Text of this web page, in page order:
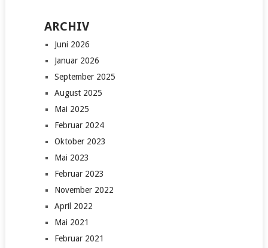
ARCHIV
Juni 2026
Januar 2026
September 2025
August 2025
Mai 2025
Februar 2024
Oktober 2023
Mai 2023
Februar 2023
November 2022
April 2022
Mai 2021
Februar 2021